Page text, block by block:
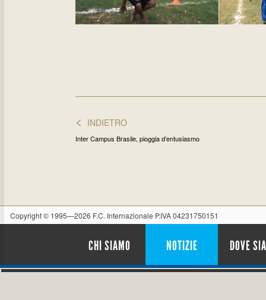
< INDIETRO
Inter Campus Brasile, pioggia d’entusiasmo
Copyright © 1995—2026 F.C. Internazionale P.IVA 04231750151
CHI SIAMO NOTIZIE DOVE